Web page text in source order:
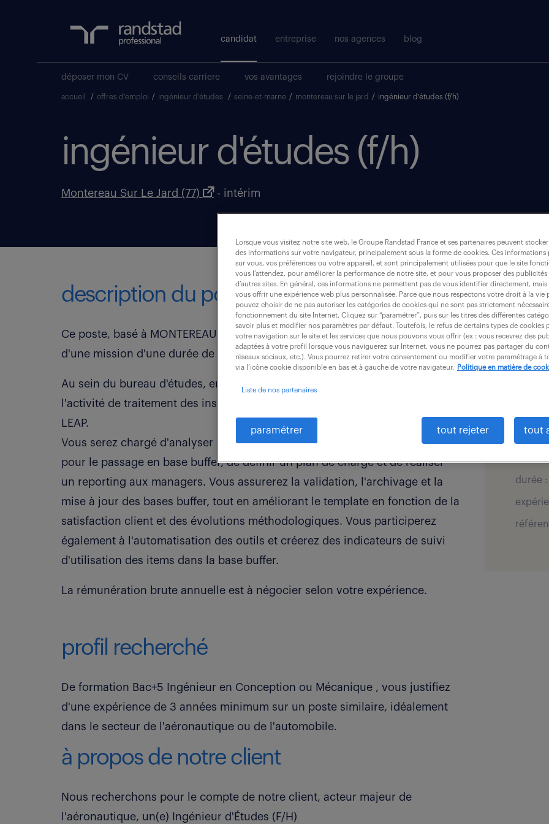
candidat entreprise nos agences blog
déposer mon CV conseils carriere vos avantages rejoindre le groupe
accueil / offres d'emploi / ingénieur d'études / seine-et-marne / montereau sur le jard / ingénieur d'études (f/h)
ingénieur d'études (f/h)
Montereau Sur Le Jard (77) - intérim
description du poste
Ce poste, basé à MONTEREAU SUR LE JARD est à pourvoir dans le cadre
d'une mission d'une durée de 18mois.
Au sein du bureau d'études, en tant qu'ingénieur d'etudes vous piloterez
l'activité de traitement des instructions pour les compresseurs et turbines
LEAP.
Vous serez chargé d'analyser les indicateurs BE, d'identifier les priorités
pour le passage en base buffer, de définir un plan de charge et de réaliser
un reporting aux managers. Vous assurerez la validation, l'archivage et la
mise à jour des bases buffer, tout en améliorant le template en fonction de la
satisfaction client et des évolutions méthodologiques. Vous participerez
également à l'automatisation des outils et créerez des indicateurs de suivi
d'utilisation des items dans la base buffer.
La rémunération brute annuelle est à négocier selon votre expérience.
profil recherché
De formation Bac+5 Ingénieur en Conception ou Mécanique , vous justifiez
d'une expérience de 3 années minimum sur un poste similaire, idéalement
dans le secteur de l'aéronautique ou de l'automobile.
à propos de notre client
Nous recherchons pour le compte de notre client, acteur majeur de
l'aéronautique, un(e) Ingénieur d'Études (F/H)
offre
de
durée :
Lorsque vous visitez notre site web, le Groupe Randstad France et ses partenaires peuvent
des informations sur votre navigateur, principalement sous la forme de cookies. Ces informations
sur vous, vos préférences ou votre appareil, et sont principalement utilisées pour que le site
vous l’attendez, pour améliorer la performance de notre site, et pour vous proposer des publicités
d’autres sites. En général, ces informations ne permettent pas de vous identifier directement,
vous offrir une expérience web plus personnalisée. Parce que nous respectons votre droit à la vie
pouvez choisir de ne pas autoriser les catégories de cookies qui ne sont pas strictement
fonctionnement du site Internet. Cliquez sur “paramétrer”, puis sur les titres des différentes
savoir plus et modifier nos paramètres par défaut. Toutefois, le refus de certains types de cookies
votre navigation sur le site et les services que nous pouvons vous offrir (ex : vous recevrez des
adaptées à votre profil lorsque vous naviguerez sur Internet, vous ne pourrez pas partager du
réseaux sociaux, etc.). Vous pourrez retirer votre consentement ou modifier votre paramétrage à
via l’icône cookie disponible en bas et à gauche de votre navigateur.
Politique en matière de
Liste de nos partenaires
paramétrer tout rejeter tout